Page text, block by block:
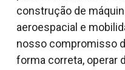
construção de
aeroespacial e
nosso compromisso
forma correta, operar